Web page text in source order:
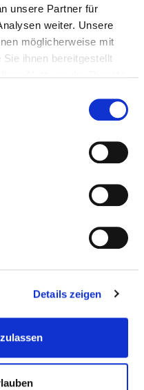
unsere Partner für
weiter. Unsere
möglicherweise mit
ihnen bereitgestellt
Details zeigen
Klinik für Kinder-und